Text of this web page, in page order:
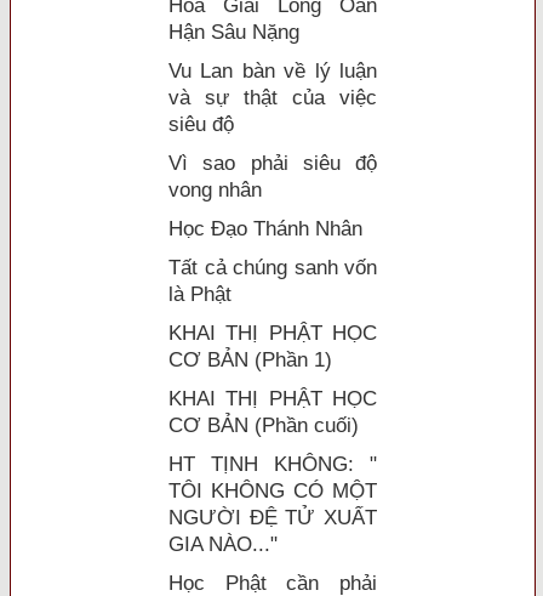
Hóa Giải Lòng Oán
Hận Sâu Nặng
Vu Lan bàn về lý luận
và sự thật của việc
siêu độ
Vì sao phải siêu độ
vong nhân
Học Đạo Thánh Nhân
Tất cả chúng sanh vốn
là Phật
KHAI THỊ PHẬT HỌC
CƠ BẢN (Phần 1)
KHAI THỊ PHẬT HỌC
CƠ BẢN (Phần cuối)
HT TỊNH KHÔNG: "
TÔI KHÔNG CÓ MỘT
NGƯỜI ĐỆ TỬ XUẤT
GIA NÀO..."
Học Phật cần phải